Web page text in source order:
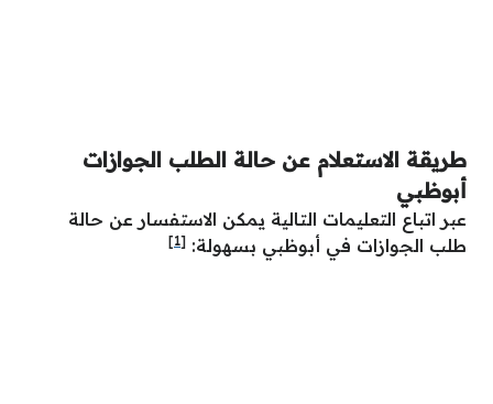
طريقة الاستعلام عن حالة الطلب الجوازات
أبوظبي
عبر اتباع التعليمات التالية يمكن الاستفسار عن حالة
طلب الجوازات في أبوظبي بسهولة: [1]